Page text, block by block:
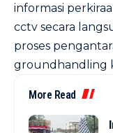
informasi
cctv secara
proses
groundhandling
More Read